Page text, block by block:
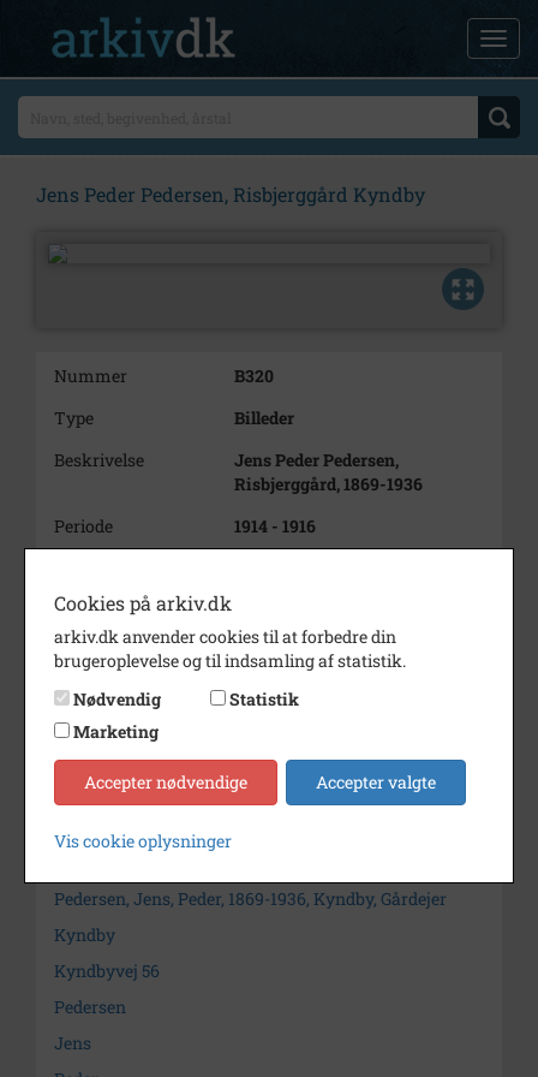
Jens Peder Pedersen, Risbjerggård Kyndby
Nummer
B320
Type
Billeder
Beskrivelse
Jens Peder Pedersen,
Risbjerggård, 1869-1936
Periode
1914 - 1916
Materiale
Se på kort
Arkiv
Frederikssund Lokalhistoriske
Kontakt arkivet
Søg videre i Frederikssund Lokalhistoriske Arkiver
Pedersen, Jens, Peder, 1869-1936, Kyndby, Gårdejer
Kyndby
Kyndbyvej 56
Pedersen
Jens
Cookies på arkiv.dk
arkiv.dk anvender cookies til at forbedre din
brugeroplevelse og til indsamling af statistik.
Nødvendig
Statistik
Marketing
Accepter nødvendige Accepter valgte
Vis cookie oplysninger